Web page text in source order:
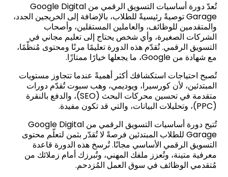
تُعدّ دورة أساسيات التسويق الرقمي من Google Digital
Garage توصيةً رئيسيةً للطلاب، بالإضافة إلى الخريجين الجدد،
والمتقدمين للوظائف، والعاملين المستقلين، وأصحاب
الشركات الصغيرة، وأي شخص يحتاج إلى تعليم مجاني في
التسويق الرقمي. تُقدّم هذه الدورة تعليمًا مرنًا ومحتوى مُنظّمًا،
مع شهادة من Google، ما يجعلها خيارًا ممتازًا.
تُصبح احتياجات استكشافك أكثر أهميةً عندما تتجاوز مستويات
المبتدئين، لأن كورسيرا، ويوديمي، وهب سبوت تُقدّم دورات
متقدمة في تحسين محركات البحث (SEO)، والدفع بالنقرة
(PPC)، وتحليلات البيانات، والتي قد تكون مفيدة.
تُتيح دورة أساسيات التسويق الرقمي من Google Digital
Garage للطلاب المبتدئين فرصةً لا تُقدّر بثمن لتعلّم محتوى
التسويق الرقمي الأساسي مجانًا. تُرسخ هذه الدورة قاعدة
معرفية متينة، وتُعزز ملفك المهني، وتُبرزك أمام زملائك من
مُتقدمي الوظائف في سوق العمل المُزدحم.